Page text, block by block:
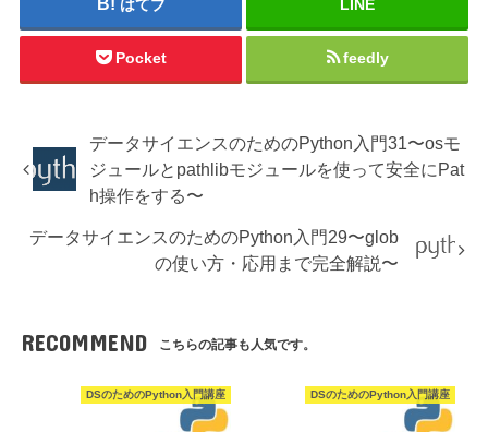
はてブ LINE
Pocket feedly
データサイエンスのためのPython入門31〜osモ
ジュールとpathlibモジュールを使って安全にPat
h操作をする〜
データサイエンスのためのPython入門29〜glob
の使い方・応用まで完全解説〜
RECOMMEND こちらの記事も人気です。
DSのためのPython入門講座 DSのためのPython入門講座